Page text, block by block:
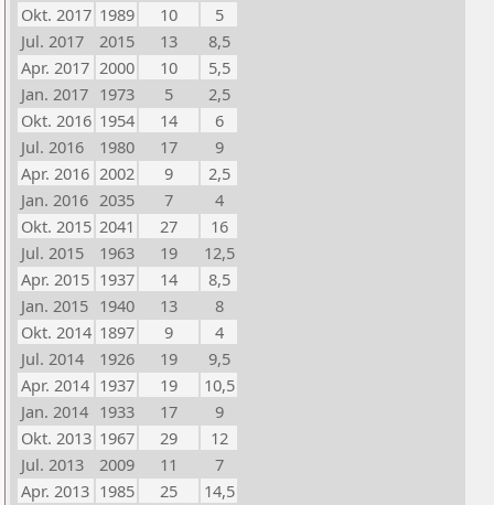
Okt. 2017 1989 10
5
Jul. 2017
2015 13
8,5
Apr. 2017 2000 10
5,5
Jan. 2017 1973 5
2,5
Okt. 2016 1954 14
6
Jul. 2016
1980 17
9
Apr. 2016 2002 9
2,5
Jan. 2016 2035 7
4
Okt. 2015 2041 27
16
Jul. 2015
1963 19
12,5
Apr. 2015 1937 14
8,5
Jan. 2015 1940 13
8
Okt. 2014 1897 9
4
Jul. 2014
1926 19
9,5
Apr. 2014 1937 19
10,5
Jan. 2014 1933 17
9
Okt. 2013 1967 29
12
Jul. 2013
2009 11
7
Apr. 2013 1985 25
14,5